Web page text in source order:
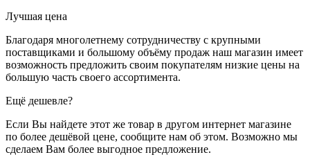
Лучшая цена
Благодаря многолетнему сотрудничеству с крупными
поставщиками и большому объёму продаж наш магазин имеет
возможность предложить своим покупателям низкие цены на
большую часть своего ассортимента.
Ещё дешевле?
Если Вы найдете этот же товар в другом интернет магазине
по более дешёвой цене, сообщите нам об этом. Возможно мы
сделаем Вам более выгодное предложение.